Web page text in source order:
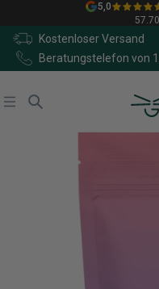
5,0
Kostenloser Versand
Beratungstelefon von